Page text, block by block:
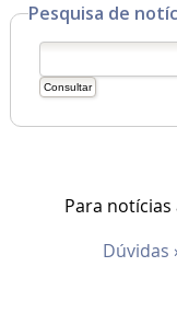
Pesquisa de
Para
Dúvidas